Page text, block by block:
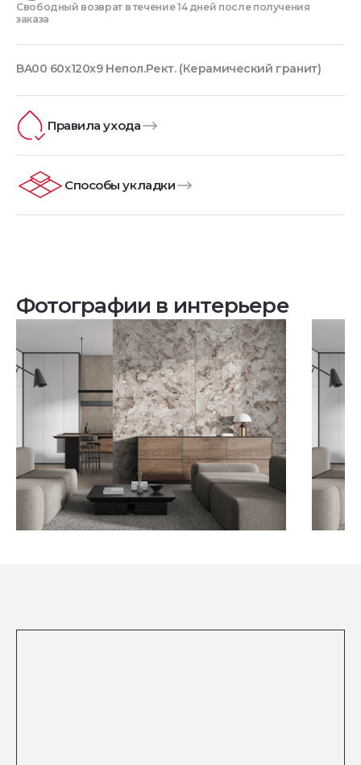
Свободный возврат в течение 14 дней после получения
заказа
BA00 60x120x9 Непол.Рект. (Керамический гранит)
Правила ухода
Способы укладки
Фотографии в интерьере
Посмотреть все проекты